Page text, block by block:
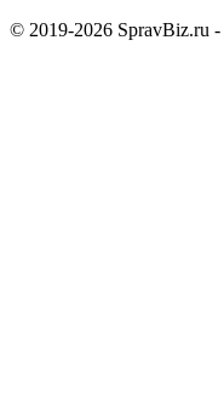
© 2019-2026 SpravBiz.ru -